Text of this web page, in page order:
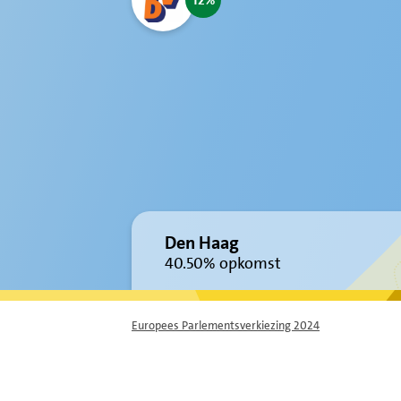
Den Haag
40.50% opkomst
Europees Parlementsverkiezing 2024